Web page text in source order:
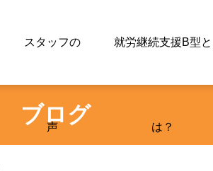
スタッフの
声
就労継続支援B型と
は？
ブログ